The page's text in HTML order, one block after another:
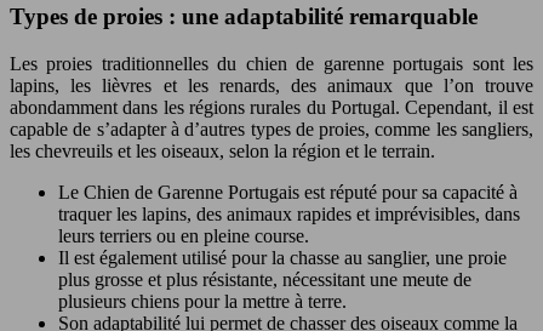
Types de proies : une adaptabilité remarquable
Les proies traditionnelles du chien de garenne portugais sont les
lapins, les lièvres et les renards, des animaux que l’on trouve
abondamment dans les régions rurales du Portugal. Cependant, il est
capable de s’adapter à d’autres types de proies, comme les sangliers,
les chevreuils et les oiseaux, selon la région et le terrain.
Le Chien de Garenne Portugais est réputé pour sa capacité à
traquer les lapins, des animaux rapides et imprévisibles, dans
leurs terriers ou en pleine course.
Il est également utilisé pour la chasse au sanglier, une proie
plus grosse et plus résistante, nécessitant une meute de
plusieurs chiens pour la mettre à terre.
Son adaptabilité lui permet de chasser des oiseaux comme la